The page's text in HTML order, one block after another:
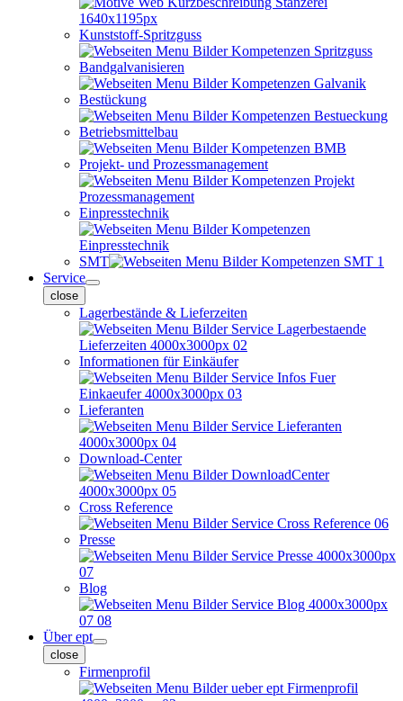
Kunststoff-Spritzguss
Bandgalvanisieren
Bestückung
Betriebsmittelbau
Projekt- und Prozessmanagement
Einpresstechnik
SMT
Service
close
Lagerbestände & Lieferzeiten
Informationen für Einkäufer
Lieferanten
Download-Center
Cross Reference
Presse
Blog
Über ept
close
Firmenprofil